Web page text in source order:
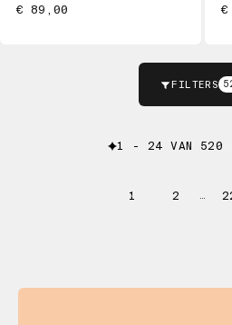
€ 89,00 €
FILTERS
1 - 24 VAN 520
1 2 …